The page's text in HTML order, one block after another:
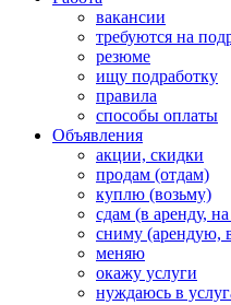
вакансии
требуются на
резюме
ищу подработку
правила
способы оплаты
Объявления
акции, скидки
продам (отдам)
куплю (возьму)
сдам (в аренду,
сниму (арендую,
меняю
окажу услуги
нуждаюсь в